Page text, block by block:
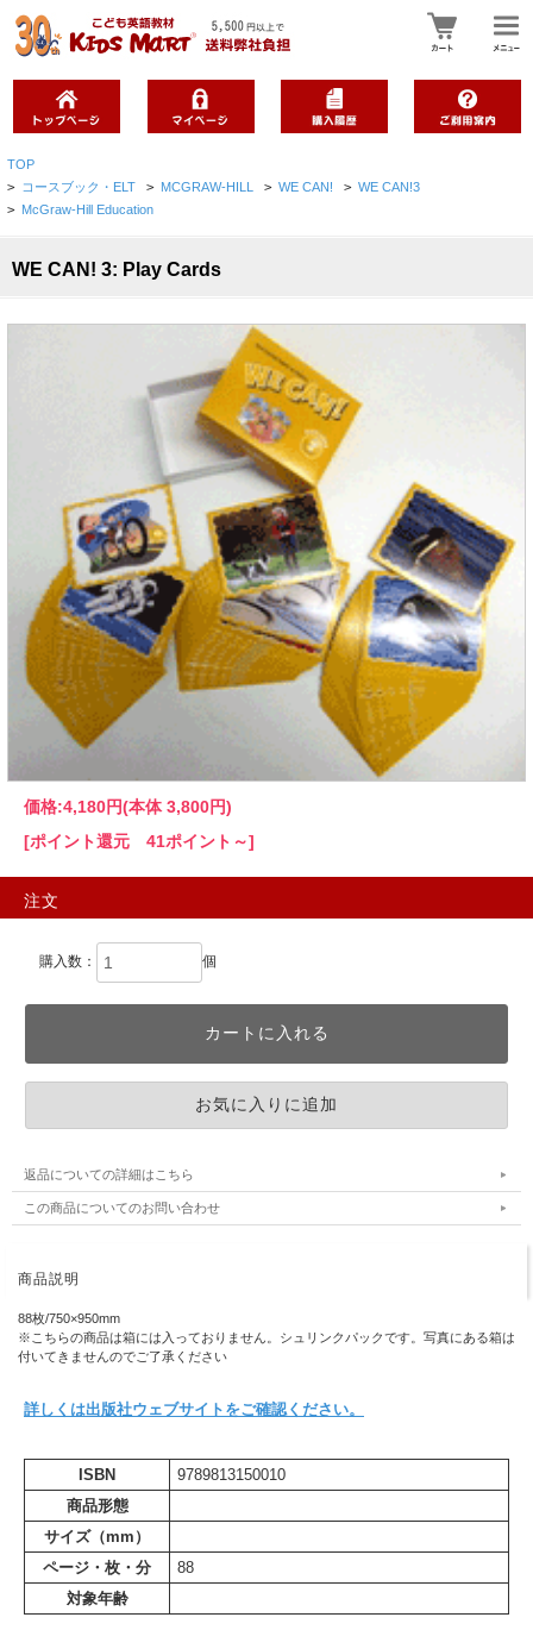
TOP
> コースブック・ELT > MCGRAW-HILL > WE CAN! > WE CAN!3
> McGraw-Hill Education
WE CAN! 3: Play Cards
価格:4,180円(本体 3,800円)
[ポイント還元 41ポイント～]
注文
購入数： 個
返品についての詳細はこちら
この商品についてのお問い合わせ
商品説明
88枚/750×950mm
※こちらの商品は箱には入っておりません。シュリンクパックです。写真にある箱は
付いてきませんのでご了承ください
詳しくは出版社ウェブサイトをご確認ください。
ISBN
9789813150010
商品形態
サイズ（mm）
ページ・枚・分
88
対象年齢